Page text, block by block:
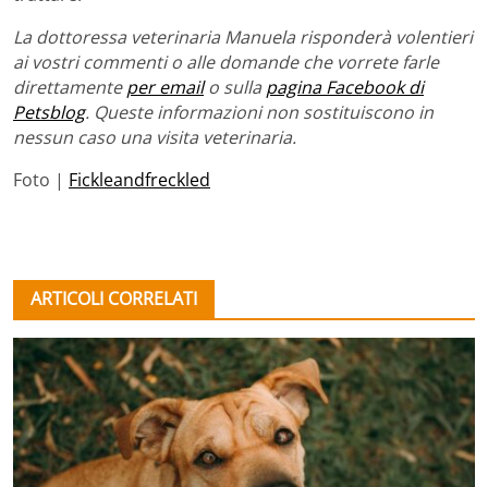
La dottoressa veterinaria Manuela risponderà volentieri
ai vostri commenti o alle domande che vorrete farle
direttamenteper emailo sulla pagina Facebook di
Petsblog. Queste informazioni non sostituiscono in
nessun caso una visita veterinaria.
Foto | Fickleandfreckled
ARTICOLI CORRELATI